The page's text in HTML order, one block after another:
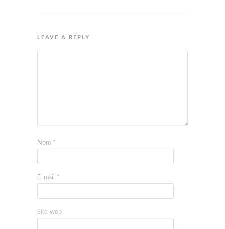
LEAVE A REPLY
Nom *
E-mail *
Site web